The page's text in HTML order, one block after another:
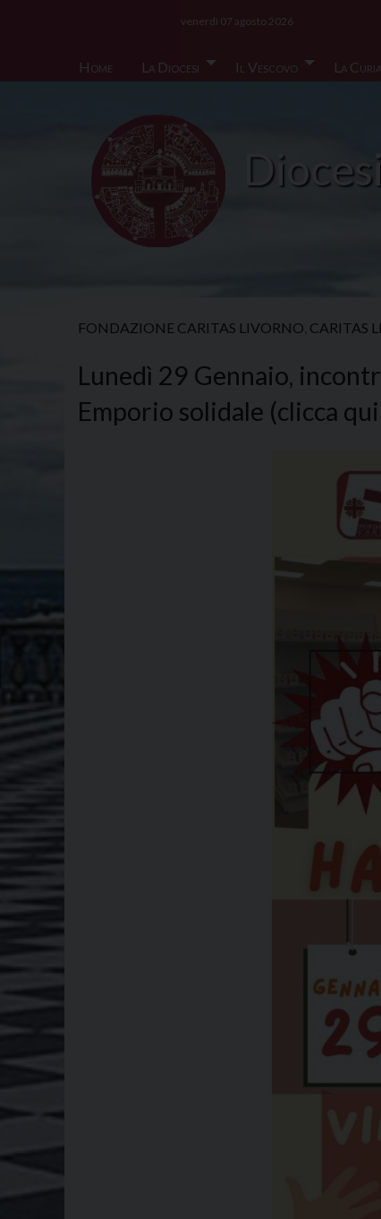
Home
La Diocesi Il Vescovo La Curia
venerdì 07 agosto 2026
FONDAZIONE CARITAS LIVORNO CARITAS
Lunedì 29 Gennaio,
Emporio solidale (clicca